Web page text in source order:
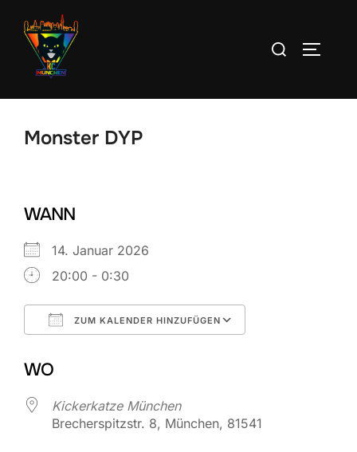
Inhalt
springen
Suchen
Monster DYP
WANN
14. Januar 2026
20:00 - 0:30
ZUM KALENDER HINZUFÜGEN
WO
Kickerkatze München
Brecherspitzstr. 8, München, 81541